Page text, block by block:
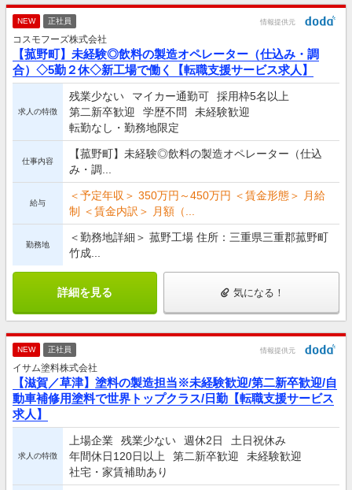
NEW 正社員 情報提供元
コスモフーズ株式会社
【菰野町】未経験◎飲料の製造オペレーター（仕込み・調
合）◇5勤２休◇新工場で働く【転職支援サービス求人】
求人の特徴
残業少ない マイカー通勤可
採用枠5名以上
第二新卒歓迎
学歴不問
未経験歓迎
転勤なし・勤務地限定
仕事内容
【菰野町】未経験◎飲料の製造オペレーター（仕込
み・調...
給与
＜予定年収＞ 350万円～450万円 ＜賃金形態＞ 月給
制 ＜賃金内訳＞ 月額（...
勤務地
＜勤務地詳細＞ 菰野工場 住所：三重県三重郡菰野町
竹成...
詳細を見る 気になる！
NEW 正社員 情報提供元
イサム塗料株式会社
【滋賀／草津】塗料の製造担当※未経験歓迎/第二新卒歓迎/自
動車補修用塗料で世界トップクラス/日勤【転職支援サービス
求人】
求人の特徴
上場企業 残業少ない 週休2日
土日祝休み
年間休日120日以上
第二新卒歓迎
未経験歓迎
社宅・家賃補助あり